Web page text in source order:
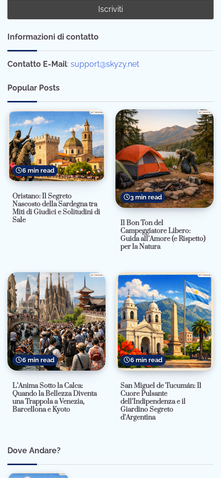
Informazioni di contatto
Contatto E-Mail: support@skyzy.net
Popular Posts
6 min read
Oristano: Il Segreto
Nascosto della Sardegna tra
Miti di Giudici e Solitudini di
Sale
3 min read
Il Bon Ton del
Campeggiatore Libero:
Guida all’Amore (e Rispetto)
per la Natura
6 min read
L’Anima Sotto la Calca:
Quando la Bellezza Diventa
una Trappola a Venezia,
Barcellona e Kyoto
6 min read
San Miguel de Tucumán: Il
Cuore Pulsante
dell’Indipendenza e il
Giardino Segreto
d’Argentina
Dove Andare?